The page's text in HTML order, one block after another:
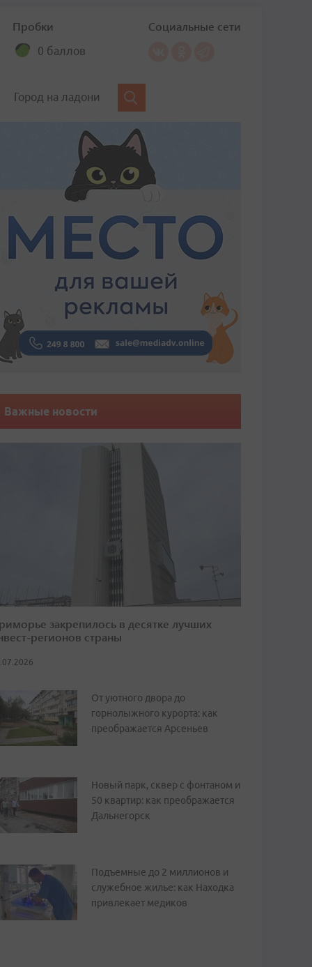
Пробки
0 баллов
Социальные сети
Город на ладони
Важные новости
закрепилось в десятке лучших
регионов страны
От уютного двора до
горнолыжного курорта: как
преображается Арсеньев
Новый парк, сквер с фонтаном и
50 квартир: как преображается
Дальнегорск
Подъемные до 2 миллионов и
служебное жилье: как Находка
привлекает медиков